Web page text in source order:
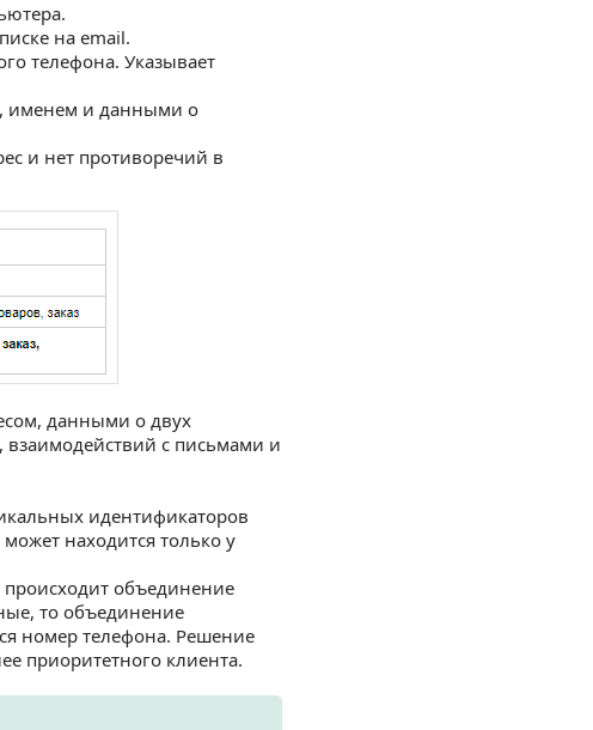
на email.
телефона. Указывает
именем и данными о
и нет противоречий в
данными о двух
взаимодействий с письмами и
идентификаторов
находится только у
объединение
то объединение
номер телефона. Решение
приоритетного клиента.